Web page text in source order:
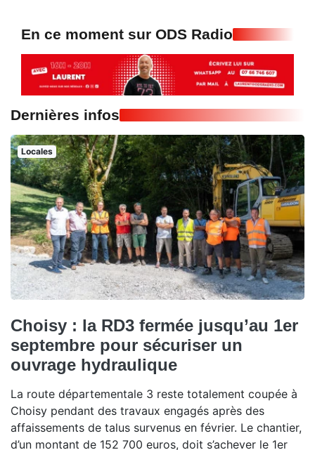
En ce moment sur ODS Radio
Dernières infos
Locales
Choisy : la RD3 fermée jusqu’au 1er
septembre pour sécuriser un
ouvrage hydraulique
La route départementale 3 reste totalement coupée à
Choisy pendant des travaux engagés après des
affaissements de talus survenus en février. Le chantier,
d’un montant de 152 700 euros, doit s’achever le 1er